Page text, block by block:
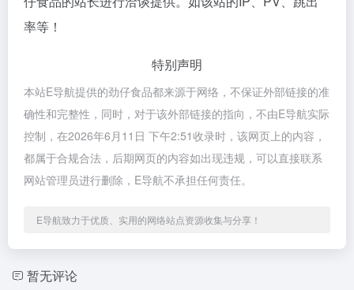
率等！
特别声明
本站E导航提供的劲仔食品都来源于网络，不保证外部链接的准
确性和完整性，同时，对于该外部链接的指向，不由E导航实际
控制，在2026年6月11日 下午2:51收录时，该网页上的内容，
都属于合规合法，后期网页的内容如出现违规，可以直接联系
网站管理员进行删除，E导航不承担任何责任。
E导航致力于优质、实用的网络站点资源收集与分享！
暂无评论